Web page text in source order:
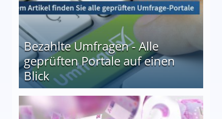
Bezahlte Umfragen - Alle
geprüften Portale auf einen
Blick
auf einen Blick